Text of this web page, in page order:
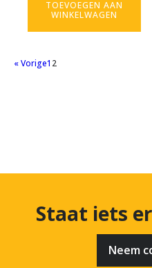
TOEVOEGEN AAN
WINKELWAGEN
« Vorige1 2
Staat iets
Neem